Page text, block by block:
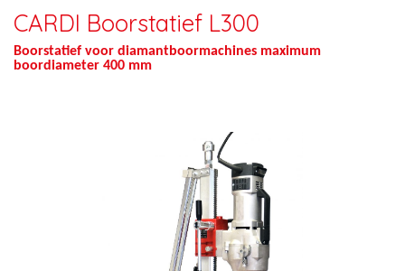
CARDI Boorstatief L300
Boorstatief voor diamantboormachines maximum
boordiameter 400 mm